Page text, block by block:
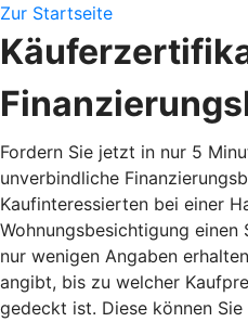
Zur Startseite
Fordern Sie jetzt in nur 5
unverbindliche
Kaufinteressierten bei einer
Wohnungsbesichtigung
nur wenigen Angaben
angibt, bis zu welcher
gedeckt ist. Diese können